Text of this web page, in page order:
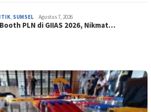
, SUMSEL Agustus 7, 2026
PLN di GIIAS 2026, Nikmat…